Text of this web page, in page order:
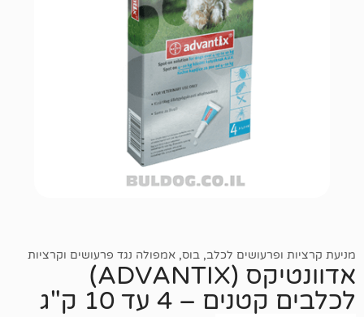
לכלב,בוס,אמפולה נגד פרעושים וקרציות
אדוונטיקס (ADVANTIX)
– 4 עד 10 ק"ג